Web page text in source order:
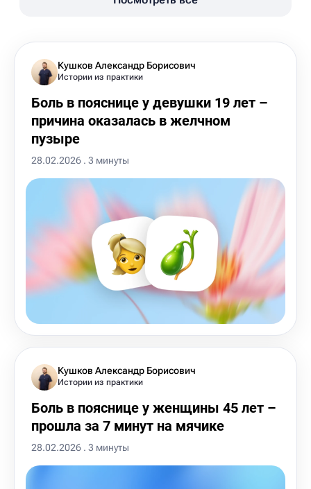
Кушков Александр Борисович
Истории из практики
Боль в пояснице у девушки 19 лет –
причина оказалась в желчном
пузыре
28.02.2026 . 3 минуты
Кушков Александр Борисович
Истории из практики
Боль в пояснице у женщины 45 лет –
прошла за 7 минут на мячике
28.02.2026 . 3 минуты